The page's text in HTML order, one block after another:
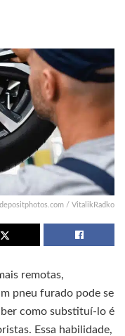
/ VitalikRadko
remotas,
pneu furado pode se
como substituí-lo é
Essa habilidade,